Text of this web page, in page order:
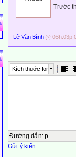
Trước
Lê Văn Bình @ 06h:03p
Kích thước font
Đường dẫn: p
Gửi ý kiến